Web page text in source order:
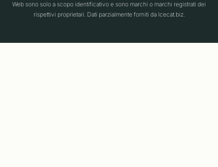
Web sono solo a scopo identificativo e sono marchi o marchi registrati dei
rispettivi proprietari. Dati parzialmente forniti da Icecat.biz.